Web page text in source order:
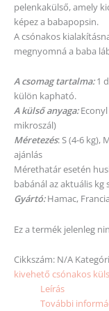
pelenkakülső, amely
képez a babapopsin.
A csónakos
megnyomná a baba
A csomag tartalma:1
külön kapható.
A külső anyaga:
mikroszál)
Méretezés: S (4-6 kg),
ajánlás
Mérethatár esetén
babánál az aktuális kg
Gyártó:Hamac,
Ez a termék jelenleg
Cikkszám: N/A
kivehető csónakos
Leírás
További